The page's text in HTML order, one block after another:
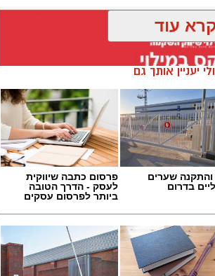
עוד
יעניין אותך גם
והתקנה שערים
בדרום
פרסום כתבה שיווקית
לעסק - הדרך הטובה
ביותר לפרסום עסקים